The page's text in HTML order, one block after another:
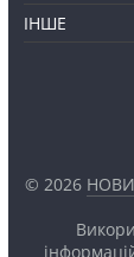
ІНШЕ
© 2026